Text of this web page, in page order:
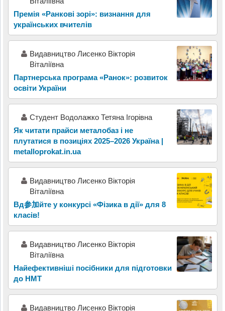
Премія «Ранкові зорі»: визнання для
українських вчителів
Видавництво Лисенко Вікторія
Віталіївна
Партнерська програма «Ранок»: розвиток
освіти України
Студент Водолажко Тетяна Ігорівна
Як читати прайси металобаз і не
плутатися в позиціях 2025–2026 Україна |
metalloprokat.in.ua
Видавництво Лисенко Вікторія
Віталіївна
Вд参加йте у конкурсі «Фізика в дії» для 8
класів!
Видавництво Лисенко Вікторія
Віталіївна
Найефективніші посібники для підготовки
до НМТ
Видавництво Лисенко Вікторія